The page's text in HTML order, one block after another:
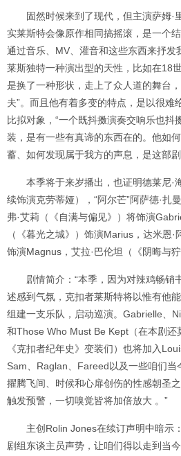
固然时候来到了现代，但主演萨姆·
实莱斯特会像原作相同搞摇滚，是一个
通过音乐、MV、灌音和这些东西来抒发
莱斯独特一种演出型的天性，比如在18
是换了一种形状，走上了众人道的舞台
夫”。而且他有着多变的特点，是以很难
比拟对象，“一个既抖擞演奏交响乐也抖
装，是有一些有真谛的东西在的。他如
蓄、如何发现属于我方的声息，是这部
本季将于来岁播出，也证明德莱尼·
续饰演克劳蒂娅），“阿尔芒”阿萨德·扎
弗·艾莉（《自满与偏见》）将饰演
（《暮光之城》）饰演Marius，达米恩·
饰演Magnus，艾拉·巴伦坦（《阴晦与
剧情简介：“本季，因为对辣鸡畅销
述感到气氛，克扣者莱斯特将以惟有他
组建一支乐队，启动巡演。Gabrielle、
和Those Who Must Be Kept（在本剧还
《克扣者纪年史》变装们）也将加入
Sam、Raglan、Fareed以及一些咱们
擢腾飞间、时候和心扉创伤的性感朝圣
触发预警，一切嗅觉皆将加倍放大 。”
主创Rolin Jones在续订声明中暗示：
剧组东谈主员声势，让咱们得以走到当